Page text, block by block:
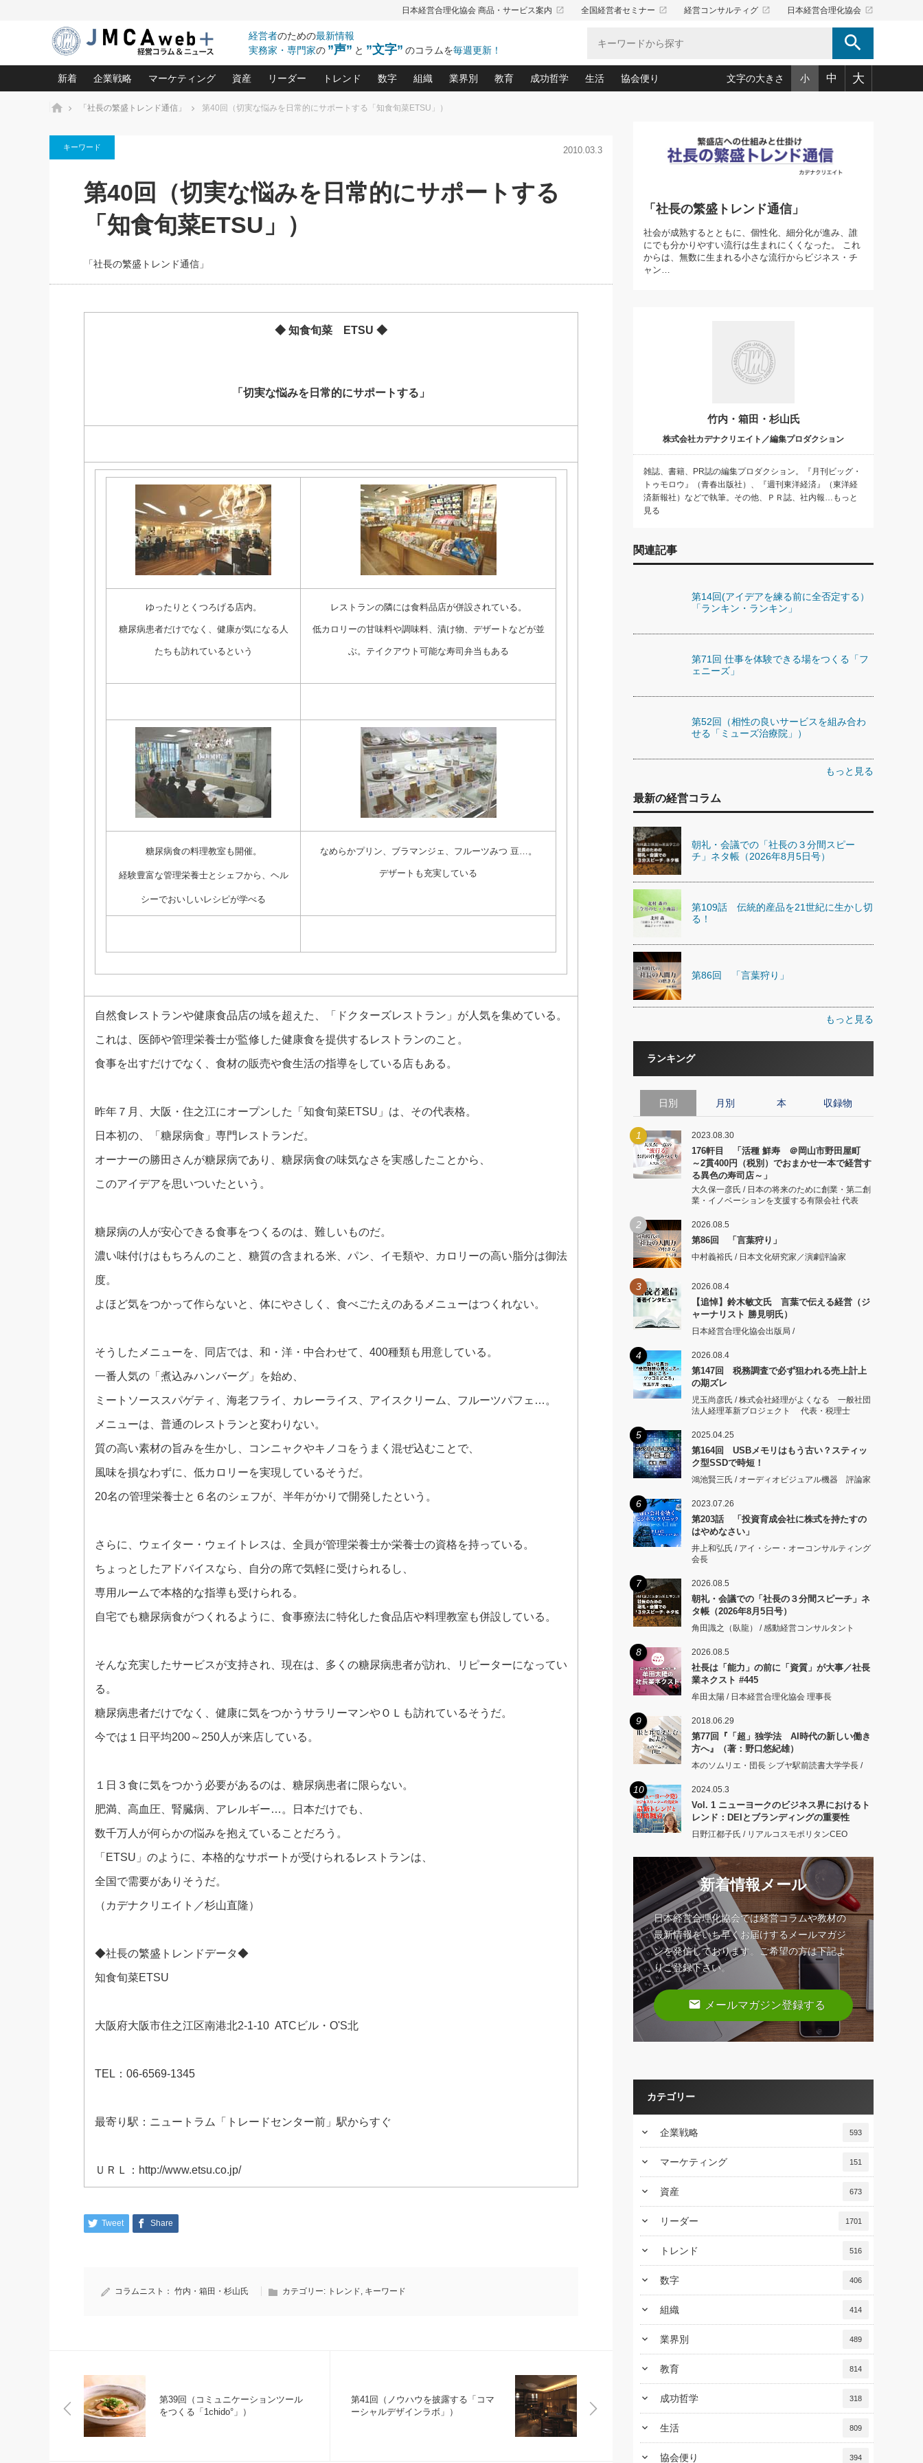
日本経営合理化協会 商品・サービス案内 launch 全国経営者セミナー launch 経営コンサルティグ launch 日本経営合理化協会 launch
経営者のための最新情報
実務家・専門家の ”声” と ”文字” のコラムを毎週更新！ search
新着
朝礼・会議での「社長の３分間
日号）
2026.08.5
第109話 伝統的産品を21世紀
に生かし切る！
2026.08.5 2026.08.5
【追悼】鈴木敏文氏 言葉で伝
企業戦略
中小企業の「１位づくり」戦略(96)
利益を最大化する「業務改善」横田尚哉氏(5)
強い会社を築く ビジネス・クリニック(240)
日本レーザー「人を大切にしながら利益を上げる経営」の極意
(3)
武器としてのM&A入門(3)
社長のための“儲かる通販”戦略視点(151)
継続経営 百話百行(85)
マーケティング
ロングセラーの玉手箱(9)
大復活＆快進撃！ユニバーサルスタジオジャパンの成功要因と
は(5)
資産
中国経済の最新動向(204)
事業承継の前に、決めておきたい、知っておきたい、やってお
きたいコト(12)
会社と社長のための資産管理講座(95)
リーダー
ピョートル・F・グジバチの『経営戦略の新常識』(12)
指導者たる者かくあるべし(635)
朝礼・会議での「社長の３分間スピーチ」ネタ帳(159)
次もあなたにお願いしたいと思われる「一流の仕事術」(28)
社長の右腕をつくる 人と組織を動かす(200)
トレンド
北村森の「今月のヒット商品」(109)
数字
会社を守り抜くための緊急対策(100)
強い決算書の会社はココが違う！(36)
銀行交渉はこうしなさい！(12)
組織
職場の生産性を下げるハラスメントの予防策(10)
賃金決定の定石(68)
業界別
大久保一彦の“流行る”お店の仕組みづくり(210)
柿内幸夫─社長のための現場改善(174)
教育
あなただからお願いしたいと思われる 気配りの達人(127)
クレーム対応 実践マニュアル(92)
クレーム対応の新知識と新常識(57)
東川鷹年の「中小企業の人育て」(38)
業績アップにつながる！ワンランク上の手紙・メール術(100)
社長のための“全員営業”(30)
成功哲学
令和時代の「社長の人間力の磨き方」(86)
渡部昇一の「日本の指導者たち」(32)
生活
(50)
ワインを楽しむ基礎レッスン(12)
必読！社長が読むべき今月の4冊(88)
眼と耳で楽しむ読書術(162)
社長の「氣」(30)
協会便り
ビジネス見聞録 経営ニュース(100)
経営セミナー情報局(1)
講話を聞いて学ぼう 実学・耳学・磨く「ミミガク」のすすめ
文字の大きさ 小 中 大
ホーム 「社長の繁盛トレンド通信」 第40回（切実な悩みを日常的にサポートする「知食旬菜ETSU」）
キーワード 2010.03.3
第40回（切実な悩みを日常的にサポートする
「知食旬菜ETSU」）
「社長の繁盛トレンド通信」
◆ 知食旬菜 ETSU ◆
「切実な悩みを日常的にサポートする」
ゆったりとくつろげる店内。
糖尿病患者だけでなく、健康が気になる人
たちも訪れているという
レストランの隣には食料品店が併設されている。
低カロリーの甘味料や調味料、漬け物、デザートなどが並
ぶ。テイクアウト可能な寿司弁当もある
糖尿病食の料理教室も開催。
経験豊富な管理栄養士とシェフから、ヘル
シーでおいしいレシピが学べる
なめらかプリン、ブラマンジェ、フルーツみつ 豆…。
デザートも充実している
自然食レストランや健康食品店の域を超えた、「ドクターズレストラン」が人気を集めている。
これは、医師や管理栄養士が監修した健康食を提供するレストランのこと。
食事を出すだけでなく、食材の販売や食生活の指導をしている店もある。
昨年７月、大阪・住之江にオープンした「知食旬菜ETSU」は、その代表格。
日本初の、「糖尿病食」専門レストランだ。
オーナーの勝田さんが糖尿病であり、糖尿病食の味気なさを実感したことから、
このアイデアを思いついたという。
糖尿病の人が安心できる食事をつくるのは、難しいものだ。
濃い味付けはもちろんのこと、糖質の含まれる米、パン、イモ類や、カロリーの高い脂分は御法
度。
よほど気をつかって作らないと、体にやさしく、食べごたえのあるメニューはつくれない。
そうしたメニューを、同店では、和・洋・中合わせて、400種類も用意している。
一番人気の「煮込みハンバーグ」を始め、
ミートソーススパゲティ、海老フライ、カレーライス、アイスクリーム、フルーツパフェ…。
メニューは、普通のレストランと変わりない。
質の高い素材の旨みを生かし、コンニャクやキノコをうまく混ぜ込むことで、
風味を損なわずに、低カロリーを実現しているそうだ。
20名の管理栄養士と６名のシェフが、半年がかりで開発したという。
さらに、ウェイター・ウェイトレスは、全員が管理栄養士か栄養士の資格を持っている。
ちょっとしたアドバイスなら、自分の席で気軽に受けられるし、
専用ルームで本格的な指導も受けられる。
自宅でも糖尿病食がつくれるように、食事療法に特化した食品店や料理教室も併設している。
そんな充実したサービスが支持され、現在は、多くの糖尿病患者が訪れ、リピーターになってい
る。
糖尿病患者だけでなく、健康に気をつかうサラリーマンやＯＬも訪れているそうだ。
今では１日平均200～250人が来店している。
１日３食に気をつかう必要があるのは、糖尿病患者に限らない。
肥満、高血圧、腎臓病、アレルギー…。日本だけでも、
数千万人が何らかの悩みを抱えていることだろう。
「ETSU」のように、本格的なサポートが受けられるレストランは、
全国で需要がありそうだ。
（カデナクリエイト／杉山直隆）
◆社長の繁盛トレンドデータ◆
知食旬菜ETSU
大阪府大阪市住之江区南港北2-1-10 ATCビル・O'S北
TEL：06-6569-1345
最寄り駅：ニュートラム「トレードセンター前」駅からすぐ
ＵＲＬ：http://www.etsu.co.jp/
Tweet Share
コラムニスト： 竹内・箱田・杉山氏 カテゴリー: トレンド, キーワード
第39回（コミュニケーションツール
をつくる「1chido°」）
第41回（ノウハウを披露する「コマ
ーシャルデザインラボ」）
「社長の繁盛トレンド通信」
社会が成熟するとともに、個性化、細分化が進み、誰
にでも分かりやすい流行は生まれにくくなった。 これ
からは、無数に生まれる小さな流行からビジネス・チ
ャン…
竹内・箱田・杉山氏
株式会社カデナクリエイト／編集プロダクション
雑誌、書籍、PR誌の編集プロダクション。『月刊ビッグ・
トゥモロウ』（青春出版社）、『週刊東洋経済』（東洋経
済新報社）などで執筆。その他、ＰＲ誌、社内報…もっと
見る
関連記事
第14回(アイデアを練る前に全否定する）
「ランキン・ランキン」
第71回 仕事を体験できる場をつくる「フ
ェニーズ」
第52回（相性の良いサービスを組み合わ
せる「ミューズ治療院」）
もっと見る
最新の経営コラム
朝礼・会議での「社長の３分間スピー
チ」ネタ帳（2026年8月5日号）
第109話 伝統的産品を21世紀に生かし切
る！
第86回 「言葉狩り」
もっと見る
ランキング
日別 月別 本 収録物
1 2023.08.30
176軒目 「活種 鮮寿 ＠岡山市野田屋町
～2貫400円（税別）でおまかせ一本で経営す
る異色の寿司店～」
大久保一彦氏 / 日本の将来のために創業・第二創
業・イノベーションを支援する有限会社 代表
2 2026.08.5
第86回 「言葉狩り」
中村義裕氏 / 日本文化研究家／演劇評論家
3 2026.08.4
【追悼】鈴木敏文氏 言葉で伝える経営（ジ
ャーナリスト 勝見明氏）
日本経営合理化協会出版局 /
4 2026.08.4
第147回 税務調査で必ず狙われる売上計上
の期ズレ
児玉尚彦氏 / 株式会社経理がよくなる 一般社団
法人経理革新プロジェクト 代表・税理士
5 2025.04.25
第164回 USBメモリはもう古い？スティッ
ク型SSDで時短！
鴻池賢三氏 / オーディオビジュアル機器 評論家
6 2023.07.26
第203話 「投資育成会社に株式を持たすの
はやめなさい」
井上和弘氏 / アイ・シー・オーコンサルティング
会長
7 2026.08.5
朝礼・会議での「社長の３分間スピーチ」ネ
タ帳（2026年8月5日号）
角田識之（臥龍） / 感動経営コンサルタント
8 2026.08.5
社長は「能力」の前に「資質」が大事／社長
業ネクスト #445
牟田太陽 / 日本経営合理化協会 理事長
9 2018.06.29
第77回『「超」独学法 AI時代の新しい働き
方へ』（著：野口悠紀雄）
本のソムリエ・団長 シブヤ駅前読書大学学長 /
10 2024.05.3
Vol. 1 ニューヨークのビジネス界におけるト
レンド：DEIとブランディングの重要性
日野江都子氏 / リアルコスモポリタンCEO
新着情報メール
日本経営合理化協会では経営コラムや教材の
最新情報をいち早くお届けするメールマガジ
ンを発信しております。ご希望の方は下記よ
りご登録下さい。
email メールマガジン登録する
カテゴリー
keyboard_arrow_down 企業戦略 593
keyboard_arrow_down マーケティング 151
keyboard_arrow_down 資産 673
keyboard_arrow_down リーダー 1701
keyboard_arrow_down トレンド 516
keyboard_arrow_down 数字 406
keyboard_arrow_down 組織 414
keyboard_arrow_down 業界別 489
keyboard_arrow_down 教育 814
keyboard_arrow_down 成功哲学 318
keyboard_arrow_down 生活 809
keyboard_arrow_down 協会便り 394